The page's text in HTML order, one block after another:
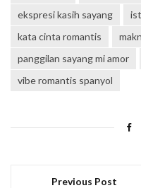
ekspresi kasih sayang
kata cinta romantis
panggilan sayang mi amor
vibe romantis spanyol
Previous Post